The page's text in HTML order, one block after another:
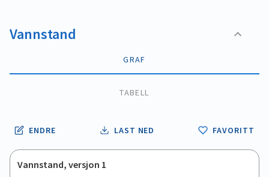
Vannstand
GRAF
TABELL
ENDRE LAST NED FAVORITT
Vannstand, versjon 1